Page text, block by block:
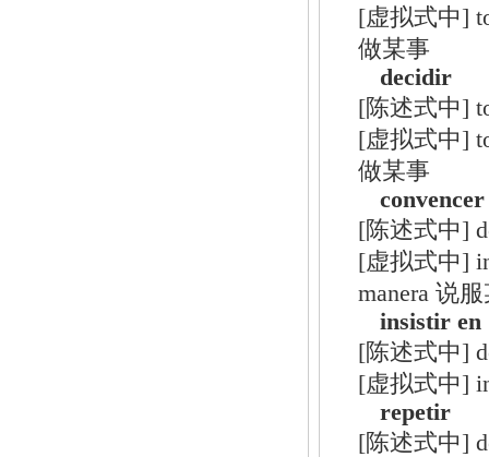
[虚拟式中]
做某事
decidir
[陈述式中]
[虚拟式中]
做某事
convencer
[陈述式中]
[虚拟式中]
manera 说
insistir en
[陈述式中]
[虚拟式中]
repetir
[陈述式中]